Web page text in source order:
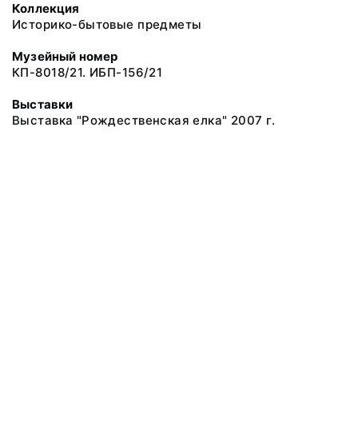
Коллекция
Историко-бытовые предметы
Музейный номер
КП-8018/21. ИБП-156/21
Выставки
Выставка "Рождественская елка" 2007 г.